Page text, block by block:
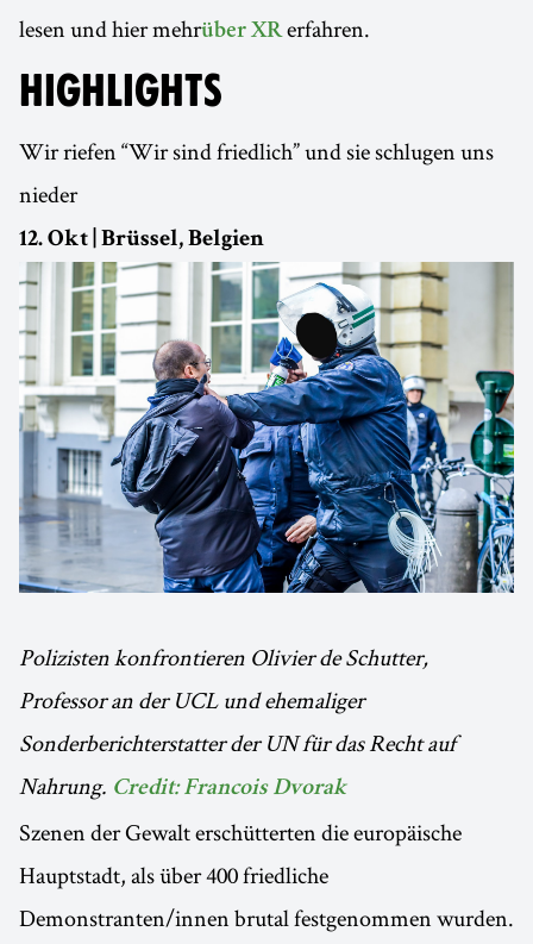
lesen und hier mehrüber XRerfahren.
HIGHLIGHTS
Wir riefen “Wir sind friedlich” und sie schlugen uns
nieder
12. Okt | Brüssel, Belgien
Polizisten konfrontieren Olivier de Schutter,
Professor an der UCL und ehemaliger
Sonderberichterstatter der UN für das Recht auf
Nahrung. Credit: Francois Dvorak
Szenen der Gewalt erschütterten die europäische
Hauptstadt, als über 400 friedliche
Demonstranten/innen brutal festgenommen wurden.